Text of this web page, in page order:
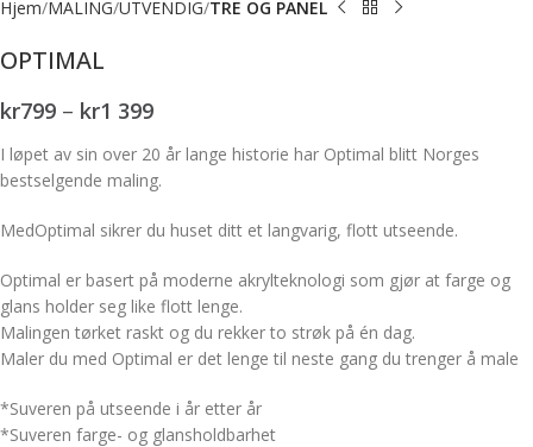
Hjem MALING UTVENDIG TRE OG PANEL
OPTIMAL
kr799 – kr1 399
I løpet av sin over 20 år lange historie har Optimal blitt Norges
bestselgende maling.
MedOptimal sikrer du huset ditt et langvarig, flott utseende.
Optimal er basert på moderne akrylteknologi som gjør at farge og
glans holder seg like flott lenge.
Malingen tørket raskt og du rekker to strøk på én dag.
Maler du med Optimal er det lenge til neste gang du trenger å male
*Suveren på utseende i år etter år
*Suveren farge- og glansholdbarhet